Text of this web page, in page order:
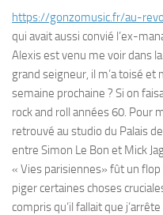
https://gonzomusic.fr/au-
qui avait aussi convié l’ex-
Alexis est venu me voir dans
grand seigneur, il m’a toisé et
semaine prochaine ? Si on
rock and roll années 60. Pour
retrouvé au studio du Palais
entre Simon Le Bon et Mick
« Vies parisiennes» fût un
piger certaines choses
compris qu’il fallait que